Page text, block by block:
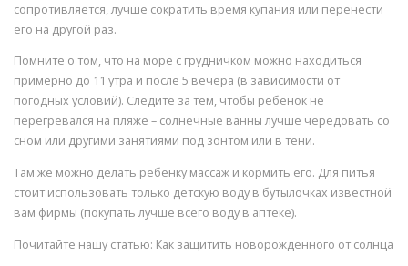
сопротивляется, лучше сократить время купания или перенести
его на другой раз.
Помните о том, что на море с грудничком можно находиться
примерно до 11 утра и после 5 вечера (в зависимости от
погодных условий). Следите за тем, чтобы ребенок не
перегревался на пляже – солнечные ванны лучше чередовать со
сном или другими занятиями под зонтом или в тени.
Там же можно делать ребенку массаж и кормить его. Для питья
стоит использовать только детскую воду в бутылочках известной
вам фирмы (покупать лучше всего воду в аптеке).
Почитайте нашу статью: Как защитить новорожденного от солнца